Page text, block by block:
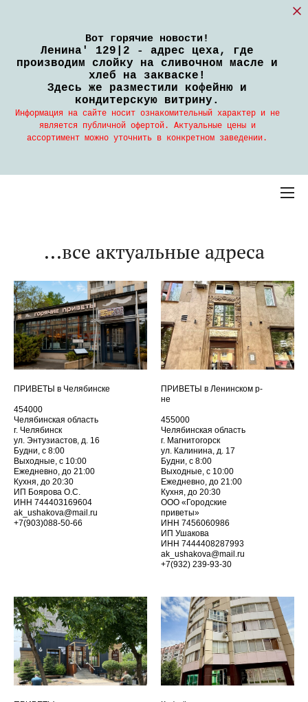
Вот горячие новости!
Ленина' 129|2 - адрес цеха, где
производим слойку на сливочном масле и
хлеб на закваске!
Здесь же разместили кофейню и
кондитерскую витрину.
Информация на сайте носит ознакомительный характер и не
является публичной офертой. Актуальные цены и
ассортимент можно уточнить в конкретном заведении.
...все актуальные адреса
ПРИВЕТЫ в Челябинске
454000
Челябинская область
г. Челябинск
ул. Энтузиастов, д. 16
Будни, с 8:00
Выходные, с 10:00
Ежедневно, до 21:00
Кухня, до 20:30
ИП Боярова О.С.
ИНН 744403169604
ak_ushakova@mail.ru
+7(903)088-50-66
ПРИВЕТЫ в Ленинском р-
не
455000
Челябинская область
г. Магнитогорск
ул. Калинина, д. 17
Будни, с 8:00
Выходные, с 10:00
Ежедневно, до 21:00
Кухня, до 20:30
ООО «Городские
приветы»
ИНН 7456060986
ИП Ушакова
ИНН 7444408287993
ak_ushakova@mail.ru
+7(932) 239-93-30